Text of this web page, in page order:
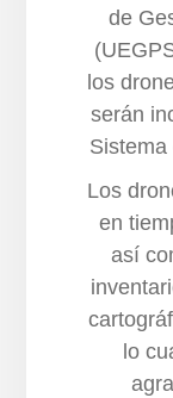
de
los
serán
Los
en
así
lo